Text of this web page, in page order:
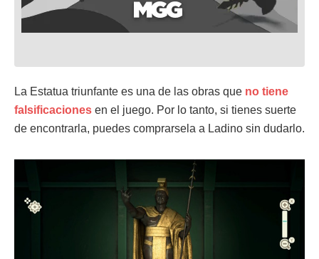
La Estatua triunfante es una de las obras que no tiene
falsificaciones en el juego. Por lo tanto, si tienes suerte
de encontrarla, puedes comprarsela a Ladino sin dudarlo.